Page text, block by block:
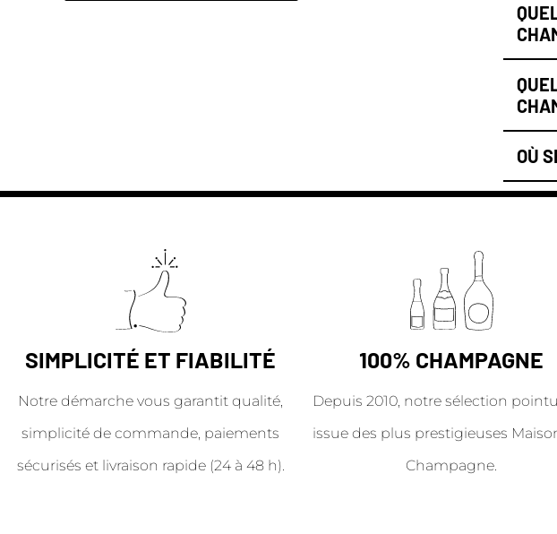
OÙ
SIMPLICITÉ ET FIABILITÉ
Notre démarche vous garantit qualité,
simplicité de commande, paiements
sécurisés et livraison rapide (24 à 48 h).
100% CHAMPAGNE
Depuis 2010, notre sélection
issue des plus prestigieuses
Champagne.